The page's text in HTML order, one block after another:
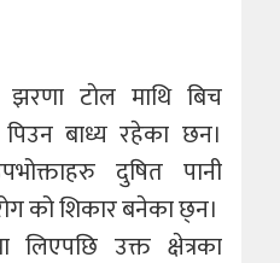
टाेल माथि बिच
बाध्य रहेका छन।
दुषित पानी
को शिकार बनेका छ्न।
लिएपछि उक्त क्षेत्रका